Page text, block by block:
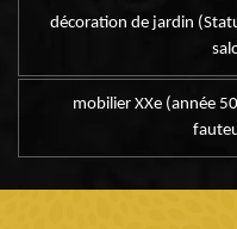
décoration de jardin
mobilier XXe (année